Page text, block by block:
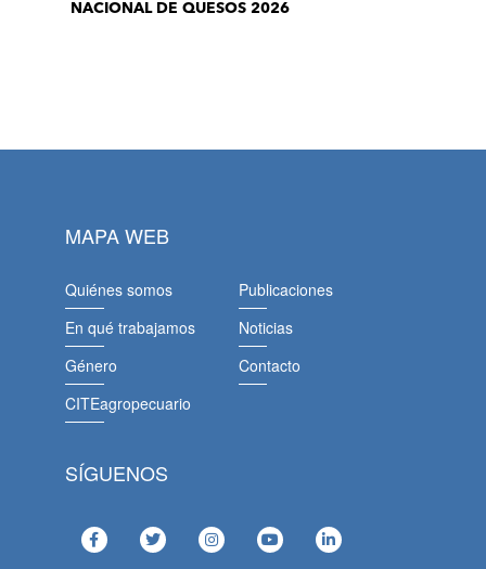
NACIONAL DE QUESOS 2026
MAPA WEB
Quiénes somos
En qué trabajamos
Género
CITEagropecuario
Publicaciones
Noticias
Contacto
SÍGUENOS